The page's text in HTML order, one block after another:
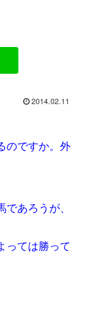
2014.02.11
のですか。外
あろうが、
っては勝って